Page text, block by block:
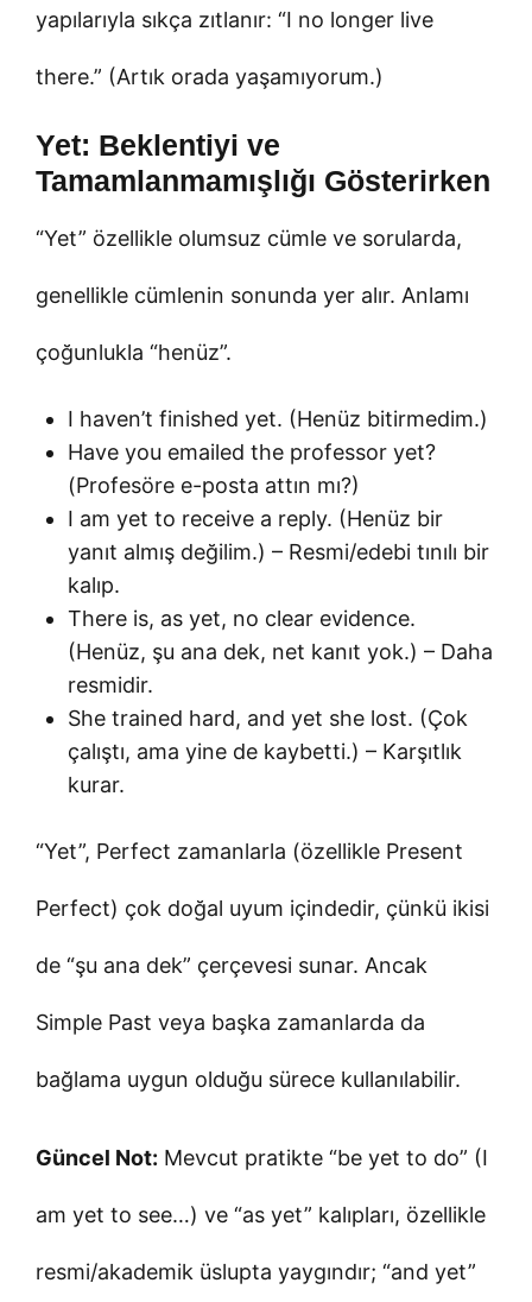
yapılarıyla sıkça zıtlanır: “I no longer live
there.” (Artık orada yaşamıyorum.)
Yet: Beklentiyi ve
Tamamlanmamışlığı Gösterirken
“Yet” özellikle olumsuz cümle ve sorularda,
genellikle cümlenin sonunda yer alır. Anlamı
çoğunlukla “henüz”.
I haven’t finished yet. (Henüz bitirmedim.)
Have you emailed the professor yet?
(Profesöre e-posta attın mı?)
I am yet to receive a reply. (Henüz bir
yanıt almış değilim.) – Resmi/edebi tınılı bir
kalıp.
There is, as yet, no clear evidence.
(Henüz, şu ana dek, net kanıt yok.) – Daha
resmidir.
She trained hard, and yet she lost. (Çok
çalıştı, ama yine de kaybetti.) – Karşıtlık
kurar.
“Yet”, Perfect zamanlarla (özellikle Present
Perfect) çok doğal uyum içindedir, çünkü ikisi
de “şu ana dek” çerçevesi sunar. Ancak
Simple Past veya başka zamanlarda da
bağlama uygun olduğu sürece kullanılabilir.
Güncel Not: Mevcut pratikte “be yet to do” (I
am yet to see…) ve “as yet” kalıpları, özellikle
resmi/akademik üslupta yaygındır; “and yet”